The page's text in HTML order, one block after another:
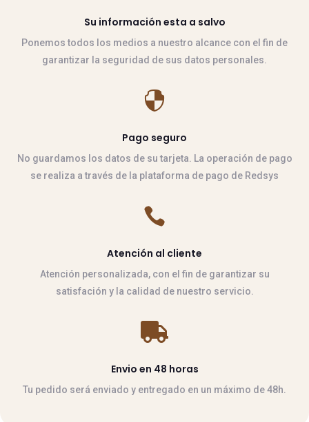
Su información esta a salvo
Ponemos todos los medios a nuestro alcance con el fin de
garantizar la seguridad de sus datos personales.

Pago seguro
No guardamos los datos de su tarjeta. La operación de pago
se realiza a través de la plataforma de pago de Redsys

Atención al cliente
Atención personalizada, con el fin de garantizar su
satisfación y la calidad de nuestro servicio.

Envio en 48 horas
Tu pedido será enviado y entregado en un máximo de 48h.